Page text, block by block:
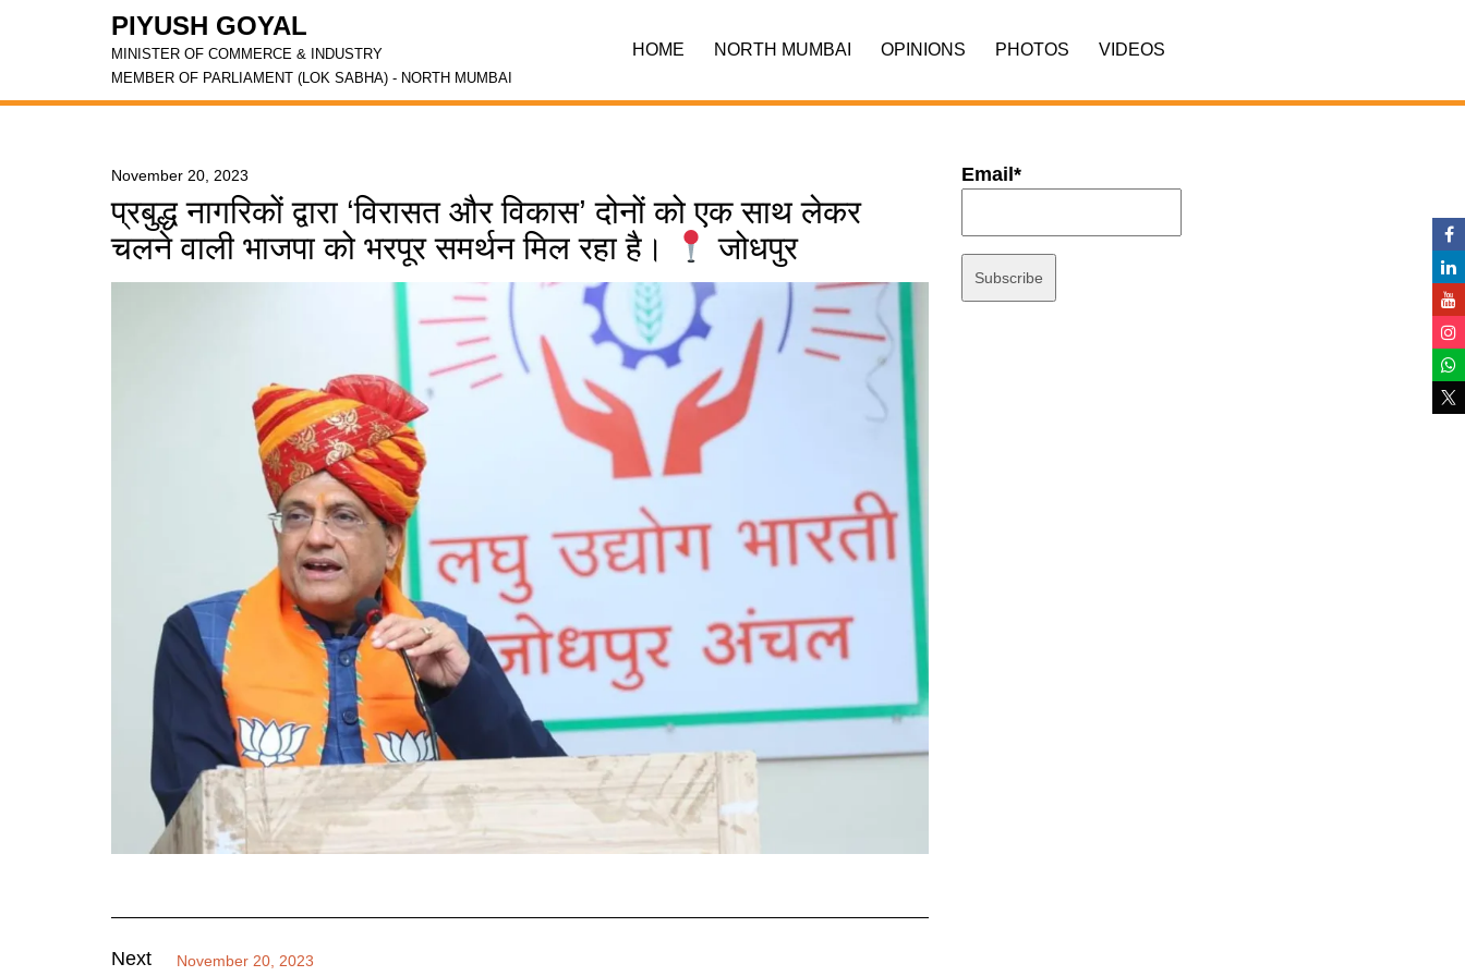
PIYUSH GOYAL
MINISTER OF COMMERCE & INDUSTRY
MEMBER OF PARLIAMENT (LOK SABHA) - NORTH MUMBAI
HOME NORTH MUMBAI OPINIONS PHOTOS VIDEOS
November 20, 2023
प्रबुद्ध नागरिकों द्वारा ‘विरासत और विकास’ दोनों को एक साथ लेकर
चलने वाली भाजपा को भरपूर समर्थन मिल रहा है।
जोधपुर
Next November 20, 2023
Email*